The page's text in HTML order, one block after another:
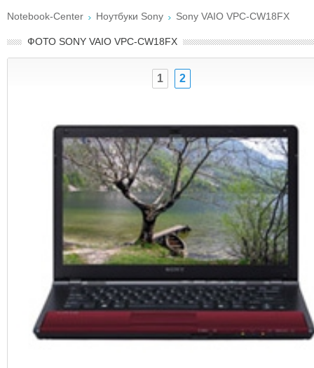
Notebook-Center Ноутбуки Sony Sony VAIO VPC-CW18FX
ФОТО SONY VAIO VPC-CW18FX
1 2